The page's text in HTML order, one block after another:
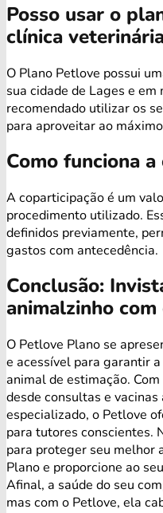
Posso usar o
clínica
O Plano Petlove possui
sua cidade de Lages e
recomendado utilizar os
para aproveitar ao
Como funciona
A coparticipação é um
procedimento utilizado.
definidos previamente,
gastos com antecedência.
Conclusão:
animalzinho
O Petlove Plano se
e acessível para garantir
animal de estimação.
desde consultas e
especializado, o Petlove
para tutores conscientes.
para proteger seu melhor
Plano e proporcione ao
Afinal, a saúde do seu
mas com o Petlove, ela